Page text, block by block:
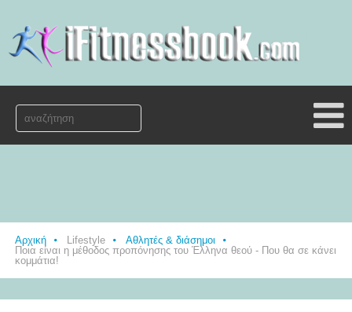
Αρχική Lifestyle
Αθλητές & διάσημοι
Ποια είναι η μέθοδος προπόνησης του Έλληνα θεού - Που θα σε κάνει
κομμάτια!